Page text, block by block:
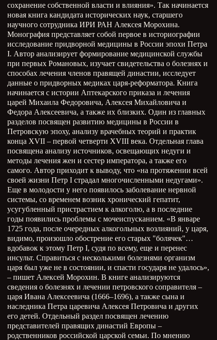
сохранение собственной власти и влияния». Так начинается
новая книга кандидата исторических наук, старшего
научного сотрудника ИРИ РАН Алексея Морохина.
Монография представляет собой первое в историографии
исследование придворной медицины в России эпохи Петра
I. Автор анализирует формирование медицинской службы
при первых Романовых, изучает свидетельства о болезнях и
способах лечения членов правящей династии, исследует
данные о придворных медиках царя-реформатора. Книга
начинается с истории Аптекарского приказа и лечения
царей Михаила Федоровича, Алексея Михайловича и
Федора Алексеевича, а также их близких. Один из главных
разделов посвящен развитию медицины в России в
Петровскую эпоху, анализу врачебных теорий и практик
конца XVII – первой четверти XVIII века. Отдельная глава
посвящена анализу источников, освещающих недуги и
методы лечения жен и сестер императора, а также его
самого. Автор приходит к выводу, что «на протяжении всей
своей жизни Петр I страдал многочисленными недугами».
Еще в молодости у него появилось заболевание нервной
системы, со временем возник хронический гепатит,
усугубленный пристрастием к алкоголю, а в последние
годы появились проблемы с мочеиспусканием. «В январе
1725 года, после очередных алкогольных возлияний, у царя,
видимо, произошло обострение его старых "болячек"…
вдобавок к этому Петр I, судя по всему, еще и перенес
инсульт. Справиться с несколькими болезнями организм
царя был уже не в состоянии, и спасти государя не удалось»,
– пишет Алексей Морохин. В книге анализируются
сведения о болезнях и лечении петровского соправителя –
царя Ивана Алексеевича (1666–1696), а также сына и
наследника Петра царевича Алексея Петровича и других
его детей. Отдельный раздел посвящен лечению
представителей правящих династий Европы –
родственников российской царской семьи. По мнению